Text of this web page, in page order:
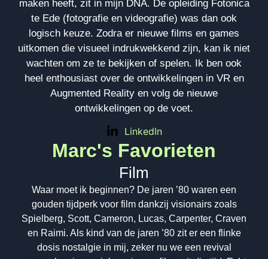
maken heeft, zit in mijn DNA. De opleiding Fotonica
te Ede (fotografie en videografie) was dan ook
logisch keuze. Zodra er nieuwe films en games
uitkomen die visueel indrukwekkend zijn, kan ik niet
wachten om ze te bekijken of spelen. Ik ben ook
heel enthousiast over de ontwikkelingen in VR en
Augmented Reality en volg de nieuwe
ontwikkelingen op de voet.
LinkedIn
Marc's Favorieten
Film
Waar moet ik beginnen? De jaren ’80 waren een
gouden tijdperk voor film dankzij visionairs zoals
Spielberg, Scott, Cameron, Lucas, Carpenter, Craven
en Raimi. Als kind van de jaren ’80 zit er een flinke
dosis nostalgie in mij, zeker nu we een revival